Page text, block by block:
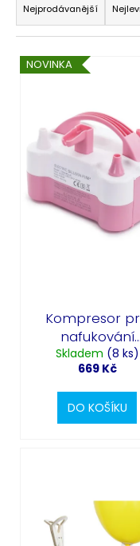
a
z
e
n
d
Nejprodávanější
V
ý
NOVINKA
Kompresor
nafukování
balónků -
Skladem (8 ks)
669 Kč
DO KOŠÍKU
u
j
e
m
BÍLÝ
VĚJÍŘ
59
Kč